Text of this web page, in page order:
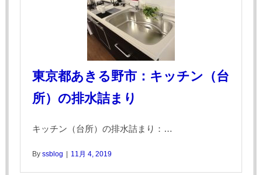
東京都あきる野市：キッチン（台
所）の排水詰まり
キッチン（台所）の排水詰まり：…
By ssblog | 11月 4, 2019